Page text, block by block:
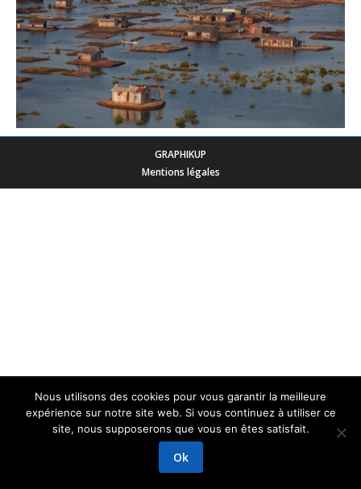
GRAPHIKUP
Mentions légales
Nous utilisons des cookies pour vous garantir la meilleure
expérience sur notre site web. Si vous continuez à utiliser ce
site, nous supposerons que vous en êtes satisfait.
Ok